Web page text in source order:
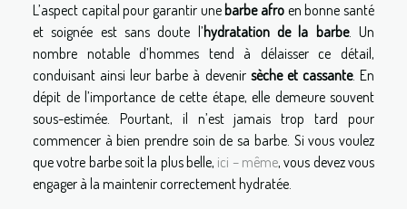
L’aspect capital pour garantir une barbe afro en bonne santé
et soignée est sans doute l’hydratation de la barbe. Un
nombre notable d’hommes tend à délaisser ce détail,
conduisant ainsi leur barbe à devenir sèche et cassante. En
dépit de l’importance de cette étape, elle demeure souvent
sous-estimée. Pourtant, il n’est jamais trop tard pour
commencer à bien prendre soin de sa barbe. Si vous voulez
que votre barbe soit la plus belle, ici – même, vous devez vous
engager à la maintenir correctement hydratée.